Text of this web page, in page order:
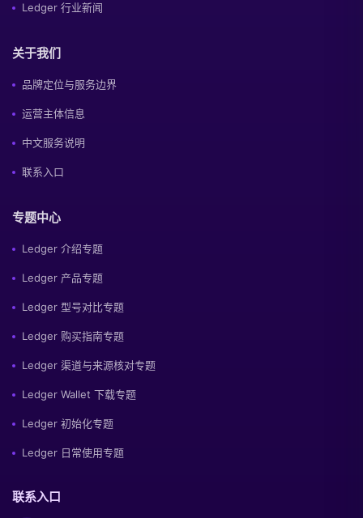
Ledger 行业新闻
关于我们
品牌定位与服务边界
运营主体信息
中文服务说明
联系入口
专题中心
Ledger 介绍专题
Ledger 产品专题
Ledger 型号对比专题
Ledger 购买指南专题
Ledger 渠道与来源核对专题
Ledger Wallet 下载专题
Ledger 初始化专题
Ledger 日常使用专题
联系入口